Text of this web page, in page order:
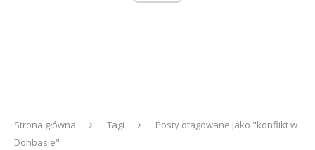
Strona główna Tagi
Posty otagowane jako "konflikt w
Donbasie"